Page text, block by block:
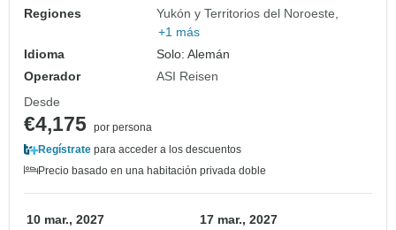
Regiones
Yukón y Territorios del Noroeste
+1 más
Idioma
Solo: Alemán
Operador
ASI Reisen
Desde
€4,175 por persona
Regístrate para acceder a los descuentos
Precio basado en una habitación privada doble
10 mar., 2027 17 mar., 2027